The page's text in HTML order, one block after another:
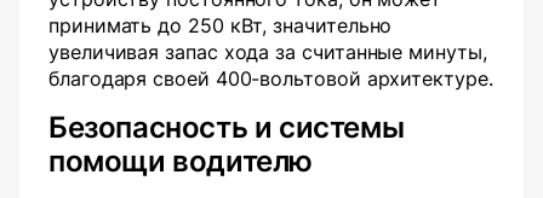
принимать до 250 кВт, значительно
увеличивая запас хода за считанные минуты,
благодаря своей 400-вольтовой архитектуре.
Безопасность и системы
помощи водителю